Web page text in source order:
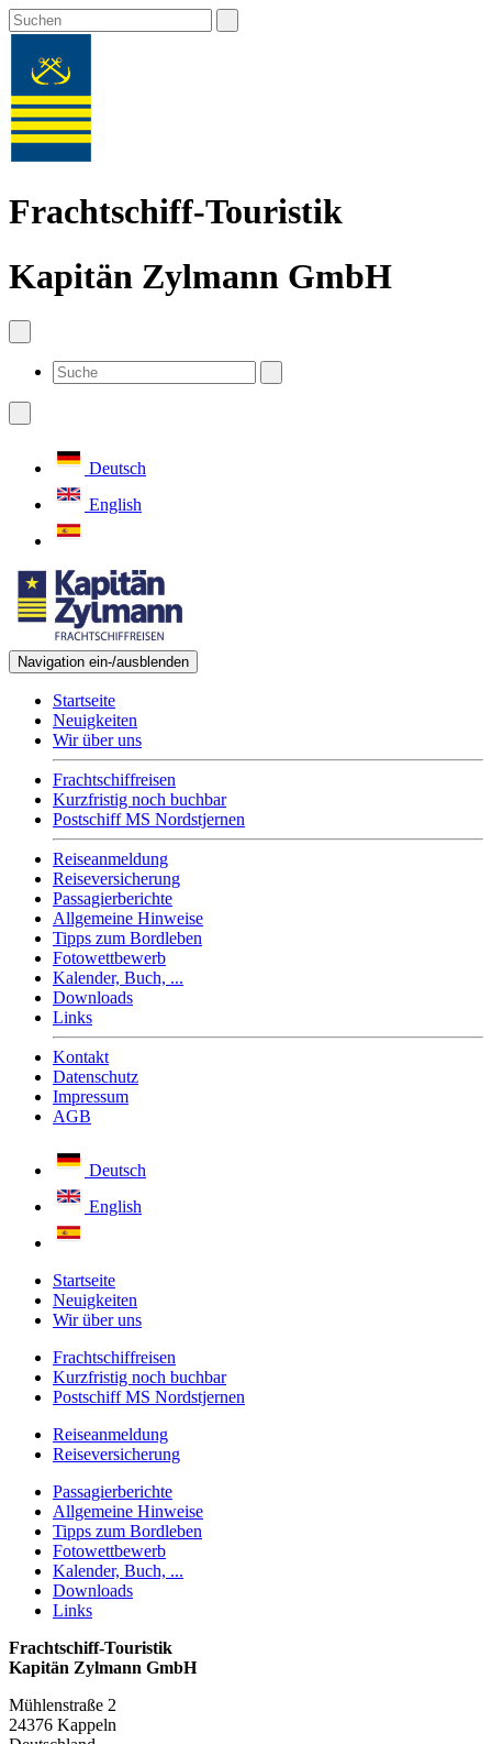
Frachtschiff-Touristik
Kapitän Zylmann GmbH
Deutsch
English
Navigation ein-/ausblenden
Startseite
Neuigkeiten
Wir über uns
Frachtschiffreisen
Kurzfristig noch buchbar
Postschiff MS Nordstjernen
Reiseanmeldung
Reiseversicherung
Passagierberichte
Allgemeine Hinweise
Tipps zum Bordleben
Fotowettbewerb
Kalender, Buch, ...
Downloads
Links
Kontakt
Datenschutz
Impressum
AGB
Deutsch
English
Startseite
Neuigkeiten
Wir über uns
Frachtschiffreisen
Kurzfristig noch buchbar
Postschiff MS Nordstjernen
Reiseanmeldung
Reiseversicherung
Passagierberichte
Allgemeine Hinweise
Tipps zum Bordleben
Fotowettbewerb
Kalender, Buch, ...
Downloads
Links
Frachtschiff-Touristik
Kapitän Zylmann GmbH
Mühlenstraße 2
24376 Kappeln